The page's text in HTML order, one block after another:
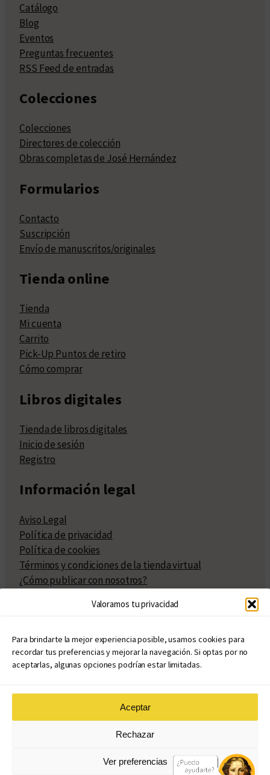
Valoramos tu privacidad
Para brindarte la mejor experiencia posible, usamos cookies para
recordar tus preferencias y mejorar la navegación. Si optas por no
aceptarlas, algunas opciones podrían estar limitadas.
Aceptar
Rechazar
Ver preferencias
Catálogo
Blog
Eventos
Preguntas frecuentes
RSS Feed de entradas
Colecciones
Colecciones
Directores de colección
Obras completas de José Hernández
Formularios
Contacto
Suscripción
Envío de manuscritos/originales
Tienda online
Tienda
Mi cuenta
Carrito
Pick-Up Puntos de retiro
Cómo comprar
Libros digitales
Tienda de libros digitales
Inicio de sesión
Registro
Información legal
Aviso Legal
Política de privacidad
Política de cookies
Términos y condiciones de la tienda virtual
¿Cómo publicar con nosotros?
Políticas de publicación
Políticas de coedición
Atribuciones